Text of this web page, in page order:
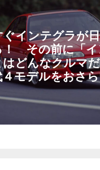
ぐインテグラが
！ その前に「イ
はどんなクルマ
４モデルをおさ